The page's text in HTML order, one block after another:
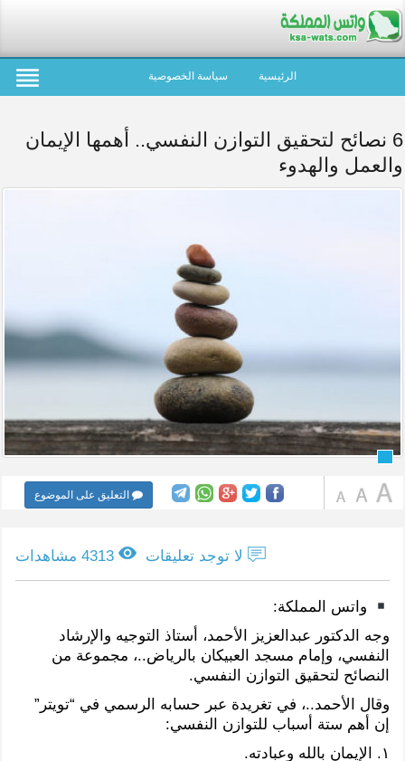
الرئيسية سياسة الخصوصية
6 نصائح لتحقيق التوازن النفسي.. أهمها الإيمان
والعمل والهدوء
التعليق على الموضوع
لا توجد تعليقات 4313 مشاهدات
واتس المملكة:
وجه الدكتور عبدالعزيز الأحمد، أستاذ التوجيه والإرشاد
النفسي، وإمام مسجد العبيكان بالرياض..، مجموعة من
النصائح لتحقيق التوازن النفسي.
وقال الأحمد..، في تغريدة عبر حسابه الرسمي في “تويتر”
إن أهم ستة أسباب للتوازن النفسي:
١. الإيمان بالله وعبادته.